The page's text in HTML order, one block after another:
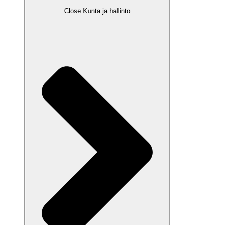
Close Kunta ja hallinto